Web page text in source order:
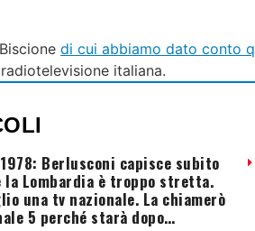
di cui abbiamo dato conto
italiana.
Berlusconi capisce subito
la Lombardia è troppo stretta.
una tv nazionale. La chiamerò
5 perché starà dopo…